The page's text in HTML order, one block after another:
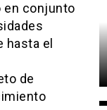
en conjunto
hasta el
de